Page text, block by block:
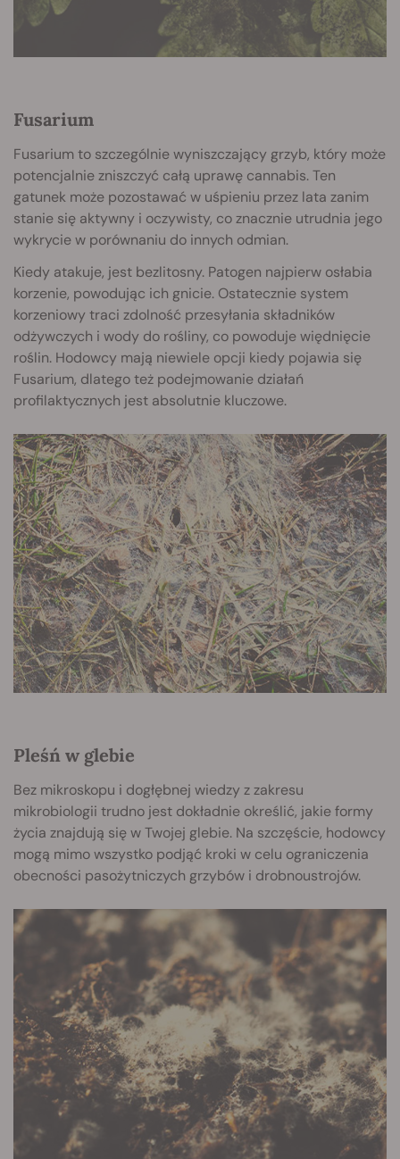
Fusarium
Fusarium to szczególnie wyniszczający grzyb, który może
potencjalnie zniszczyć całą uprawę cannabis. Ten
gatunek może pozostawać w uśpieniu przez lata zanim
stanie się aktywny i oczywisty, co znacznie utrudnia jego
wykrycie w porównaniu do innych odmian.
Kiedy atakuje, jest bezlitosny. Patogen najpierw osłabia
korzenie, powodując ich gnicie. Ostatecznie system
korzeniowy traci zdolność przesyłania składników
odżywczych i wody do rośliny, co powoduje więdnięcie
roślin. Hodowcy mają niewiele opcji kiedy pojawia się
Fusarium, dlatego też podejmowanie działań
profilaktycznych jest absolutnie kluczowe.
Pleśń w glebie
Bez mikroskopu i dogłębnej wiedzy z zakresu
mikrobiologii trudno jest dokładnie określić, jakie formy
życia znajdują się w Twojej glebie. Na szczęście, hodowcy
mogą mimo wszystko podjąć kroki w celu ograniczenia
obecności pasożytniczych grzybów i drobnoustrojów.